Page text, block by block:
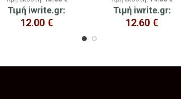
Τιμή iwrite.gr:
12.00 €
Τιμή iwrite.gr:
12.60 €